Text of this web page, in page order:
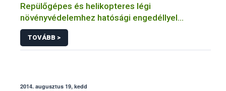
Repülőgépes és helikopteres légi
növényvédelemhez hatósági engedéllyel
rendelkező szervezetek
TOVÁBB >
2014. augusztus 19, kedd